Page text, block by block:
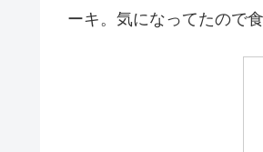
ーキ。気になってたので